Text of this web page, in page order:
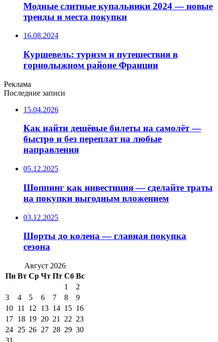
Модные слитные купальники 2024 — новые
тренды и места покупки
16.08.2024
Куршевель: туризм и путешествия в
горнолыжном районе Франции
Реклама
Последние записи
15.04.2026
Как найти дешёвые билеты на самолёт —
быстро и без переплат на любые
направления
05.12.2025
Шоппинг как инвестиция — сделайте траты
на покупки выгодным вложением
03.12.2025
Шорты до колена — главная покупка
сезона
Август 2026
Пн Вт Ср Чт Пт Сб Вс
1
2
3
4 5 6 7 8
9
10 11 12 13 14 15 16
17 18 19 20 21 22 23
24 25 26 27 28 29 30
31